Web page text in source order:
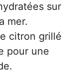
sur
mer.
citron grillé
pour une